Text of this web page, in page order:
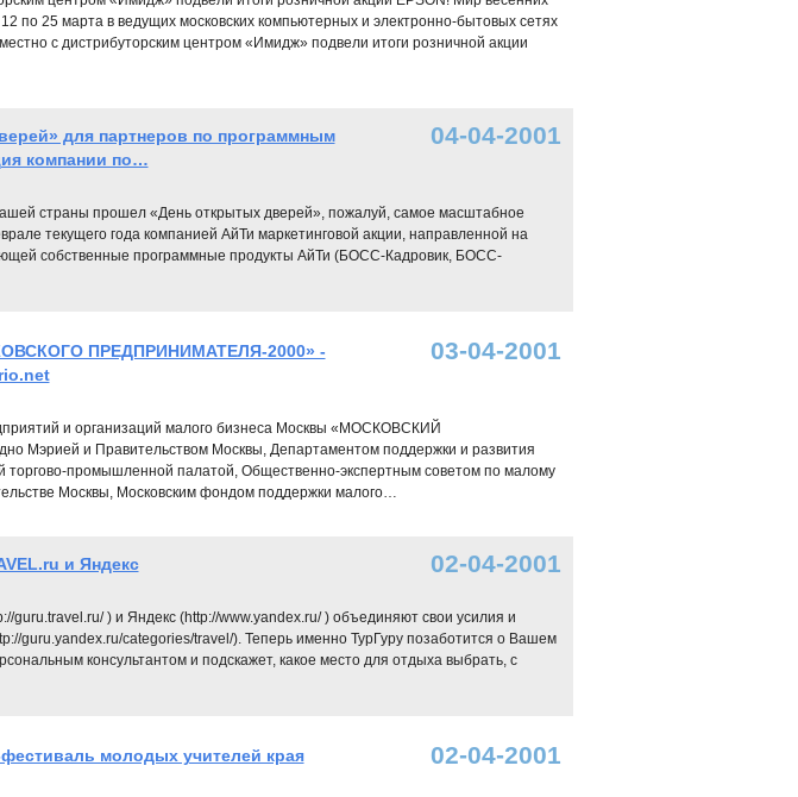
по 25 марта в ведущих московских компьютерных и электронно-бытовых сетях
с дистрибуторским центром «Имидж» подвели итоги розничной акции
для партнеров по программным
компании по…
04-04-2001
страны прошел «День открытых дверей», пожалуй, самое масштабное
текущего года компанией АйТи маркетинговой акции, направленной на
собственные программные продукты АйТи (БОСС-Кадровик, БОСС-
ПРЕДПРИНИМАТЕЛЯ-2000» -
03-04-2001
и организаций малого бизнеса Москвы «МОСКОВСКИЙ
Мэрией и Правительством Москвы, Департаментом поддержки и развития
торгово-промышленной палатой, Общественно-экспертным советом по малому
Москвы, Московским фондом поддержки малого…
и Яндекс 02-04-2001
guru.travel.ru/ ) и Яндекс (http://www.yandex.ru/ ) объединяют свои усилия и
guru.yandex.ru/categories/travel/). Теперь именно ТурГуру позаботится о Вашем
консультантом и подскажет, какое место для отдыха выбрать, с
молодых учителей края 02-04-2001